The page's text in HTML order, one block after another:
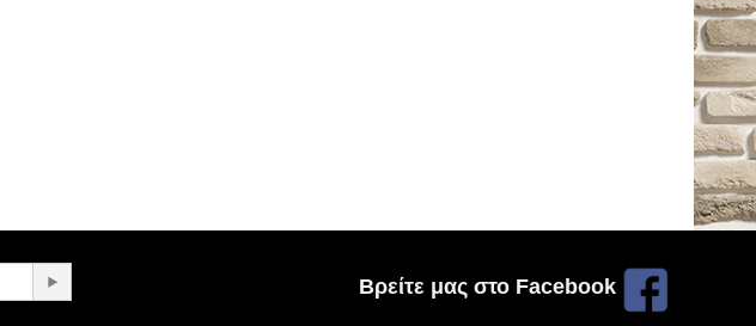
Βρείτε μας στο Facebook